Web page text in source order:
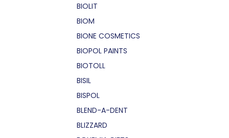
BIOLIT
BIOM
BIONE COSMETICS
BIOPOL PAINTS
BIOTOLL
BISIL
BISPOL
BLEND-A-DENT
BLIZZARD